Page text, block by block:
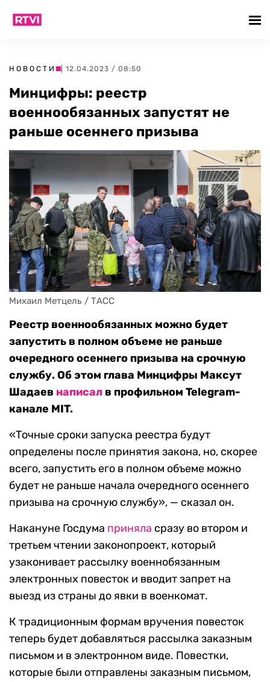
НОВОСТИ | 12.04.2023 / 08:50
Минцифры: реестр
военнообязанных запустят не
раньше осеннего призыва
Михаил Метцель / ТАСС
Реестр военнообязанных можно будет
запустить в полном объеме не раньше
очередного осеннего призыва на срочную
службу. Об этом глава Минцифры Максут
Шадаев написал в профильном Telegram-
канале MIT.
«Точные сроки запуска реестра будут
определены после принятия закона, но, скорее
всего, запустить его в полном объеме можно
будет не раньше начала очередного осеннего
призыва на срочную службу», — сказал он.
Накануне Госдума приняла сразу во втором и
третьем чтении законопроект, который
узаконивает рассылку военнобязанным
электронных повесток и вводит запрет на
выезд из страны до явки в военкомат.
К традиционным формам вручения повесток
теперь будет добавляться рассылка заказным
письмом и в электронном виде. Повестки,
которые были отправлены заказным письмом,